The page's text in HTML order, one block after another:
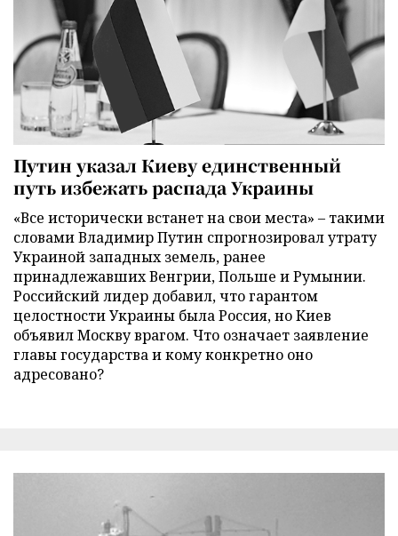
Путин указал Киеву единственный
путь избежать распада Украины
«Все исторически встанет на свои места» – такими
словами Владимир Путин спрогнозировал утрату
Украиной западных земель, ранее
принадлежавших Венгрии, Польше и Румынии.
Российский лидер добавил, что гарантом
целостности Украины была Россия, но Киев
объявил Москву врагом. Что означает заявление
главы государства и кому конкретно оно
адресовано?